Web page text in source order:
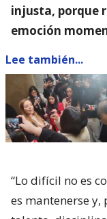
injusta, porque
emoción
Lee también...
“Lo difícil no es
es mantenerse y,